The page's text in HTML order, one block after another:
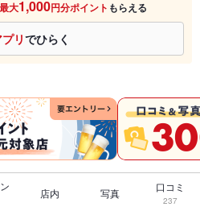
最大1,000円分ポイント もらえる
リでひらく
店内 写真 口コミ
237